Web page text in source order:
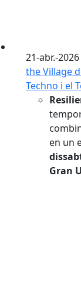
21-abr.-2026
the Village
Techno i el
en un
Gran